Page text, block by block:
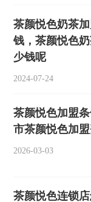
茶颜悦色奶茶
钱，茶颜悦色
少钱呢
2024-07-24
茶颜悦色加盟
市茶颜悦色加
2026-03-03
茶颜悦色连锁